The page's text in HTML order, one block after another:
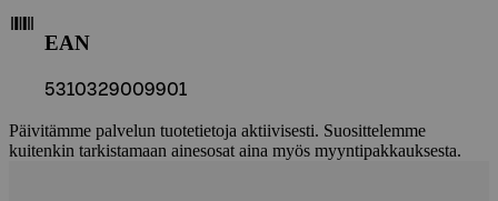
EAN
5310329009901
Päivitämme palvelun tuotetietoja aktiivisesti. Suosittelemme
kuitenkin tarkistamaan ainesosat aina myös myyntipakkauksesta.